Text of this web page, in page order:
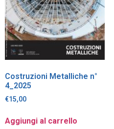
Costruzioni Metalliche n°
4_2025
€15,00
Aggiungi al carrello